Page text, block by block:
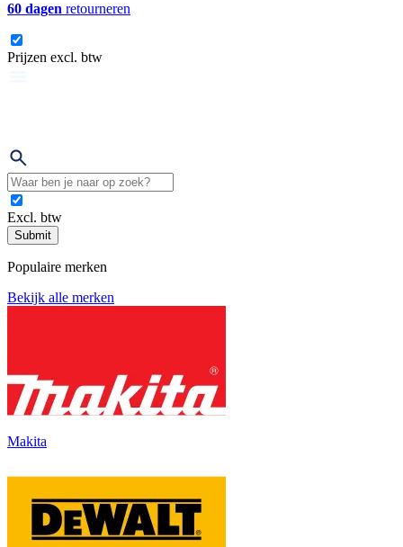
60 dagen retourneren
Prijzen excl. btw
Excl. btw
Submit
Populaire merken
Bekijk alle merken
Makita